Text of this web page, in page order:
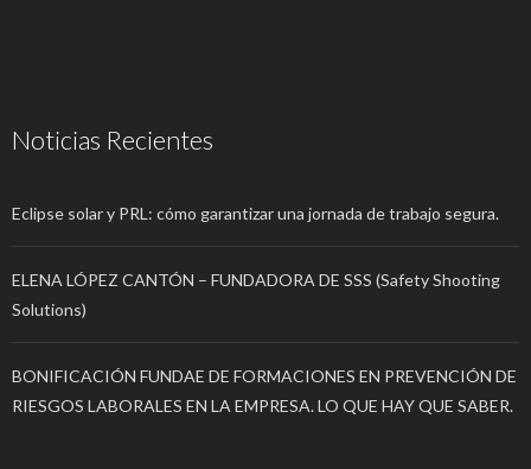
Noticias Recientes
Eclipse solar y PRL: cómo garantizar una jornada de trabajo segura.
ELENA LÓPEZ CANTÓN – FUNDADORA DE SSS (Safety Shooting
Solutions)
BONIFICACIÓN FUNDAE DE FORMACIONES EN PREVENCIÓN DE
RIESGOS LABORALES EN LA EMPRESA. LO QUE HAY QUE SABER.